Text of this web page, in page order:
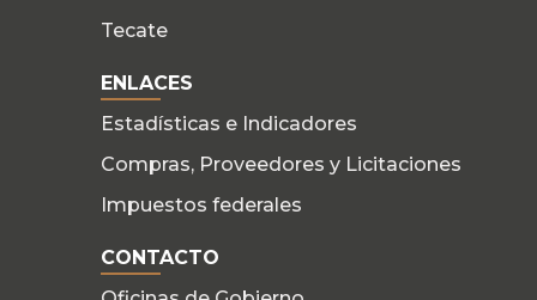
Tecate
ENLACES
Estadísticas e Indicadores
Compras, Proveedores y Licitaciones
Impuestos federales
CONTACTO